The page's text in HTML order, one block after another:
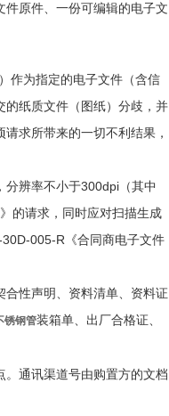
原件、一份可编辑的电子文
作为指定的电子文件（含信
的纸质文件（图纸）分歧，并
求所带来的一切不利结果，
辨率不小于300dpi（其中
的请求，同时应对扫描生成
005-R《合同商电子文件
性声明、资料清单、资料证
锈钢管装箱单、出厂合格证、
通讯渠道号由购置方的文档